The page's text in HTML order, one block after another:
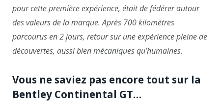
pour cette première expérience, était de fédérer autour
des valeurs de la marque. Après 700 kilomètres
parcourus en 2 jours, retour sur une expérience pleine de
découvertes, aussi bien mécaniques qu’humaines.
Vous ne saviez pas encore tout sur la
Bentley Continental GT…